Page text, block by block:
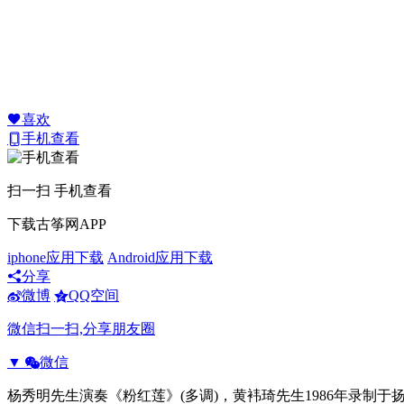
喜欢
手机查看
扫一扫 手机查看
下载古筝网APP
iphone应用下载 Android应用下载
分享
微博
QQ空间
微信扫一扫,分享朋友圈
▼ 微信
杨秀明先生演奏《粉红莲》(多调)，黄袆琦先生1986年录制于